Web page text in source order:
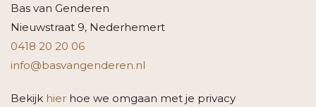
Bas van Genderen
Nieuwstraat 9, Nederhemert
0418 20 20 06
info@basvangenderen.nl
Bekijk hier hoe we omgaan met je privacy